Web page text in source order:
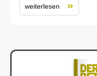
weiterlesen